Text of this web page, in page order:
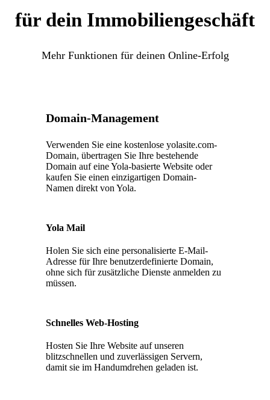
für dein Immobiliengeschäft
Mehr Funktionen für deinen Online-Erfolg
Domain-Management
Verwenden Sie eine kostenlose yolasite.com-
Domain, übertragen Sie Ihre bestehende
Domain auf eine Yola-basierte Website oder
kaufen Sie einen einzigartigen Domain-
Namen direkt von Yola.
Yola Mail
Holen Sie sich eine personalisierte E-Mail-
Adresse für Ihre benutzerdefinierte Domain,
ohne sich für zusätzliche Dienste anmelden zu
müssen.
Schnelles Web-Hosting
Hosten Sie Ihre Website auf unseren
blitzschnellen und zuverlässigen Servern,
damit sie im Handumdrehen geladen ist.